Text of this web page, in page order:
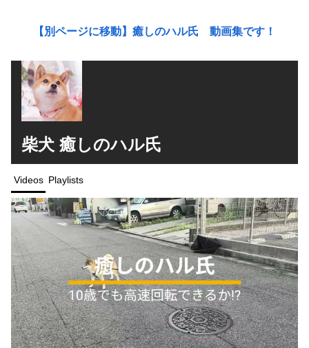
【別ページに移動】癒しのハル氏 動画集です！
柴犬 癒しのハル氏
Videos Playlists